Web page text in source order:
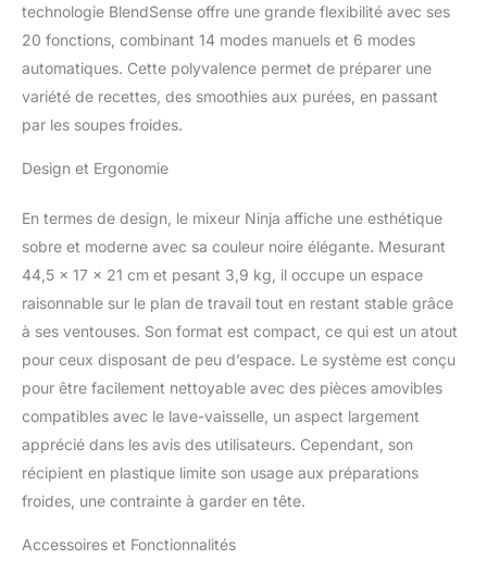
cocktails dans le grand
récipient CADRAN DE
facile à lire vous permet
de contrôler entièrement
Comprend également un
minuteur et une
liquide MODES AUTO,
MANUEL et PRÉRÉGLÉ :
Les mixeurs Ninja Detect
vous permettent de
votre cuisine. Profitez de
la technologie
automatique
BlendSense, des 10
vitesses et des modes
Inclus un guide de
technologie BlendSense offre une grande flexibilité avec ses
20 fonctions, combinant 14 modes manuels et 6 modes
automatiques. Cette polyvalence permet de préparer une
variété de recettes, des smoothies aux purées, en passant
par les soupes froides.
Design et Ergonomie
En termes de design, le mixeur Ninja affiche une esthétique
sobre et moderne avec sa couleur noire élégante. Mesurant
44,5 x 17 x 21 cm et pesant 3,9 kg, il occupe un espace
raisonnable sur le plan de travail tout en restant stable grâce
à ses ventouses. Son format est compact, ce qui est un atout
pour ceux disposant de peu d’espace. Le système est conçu
pour être facilement nettoyable avec des pièces amovibles
compatibles avec le lave-vaisselle, un aspect largement
apprécié dans les avis des utilisateurs. Cependant, son
récipient en plastique limite son usage aux préparations
froides, une contrainte à garder en tête.
Accessoires et Fonctionnalités